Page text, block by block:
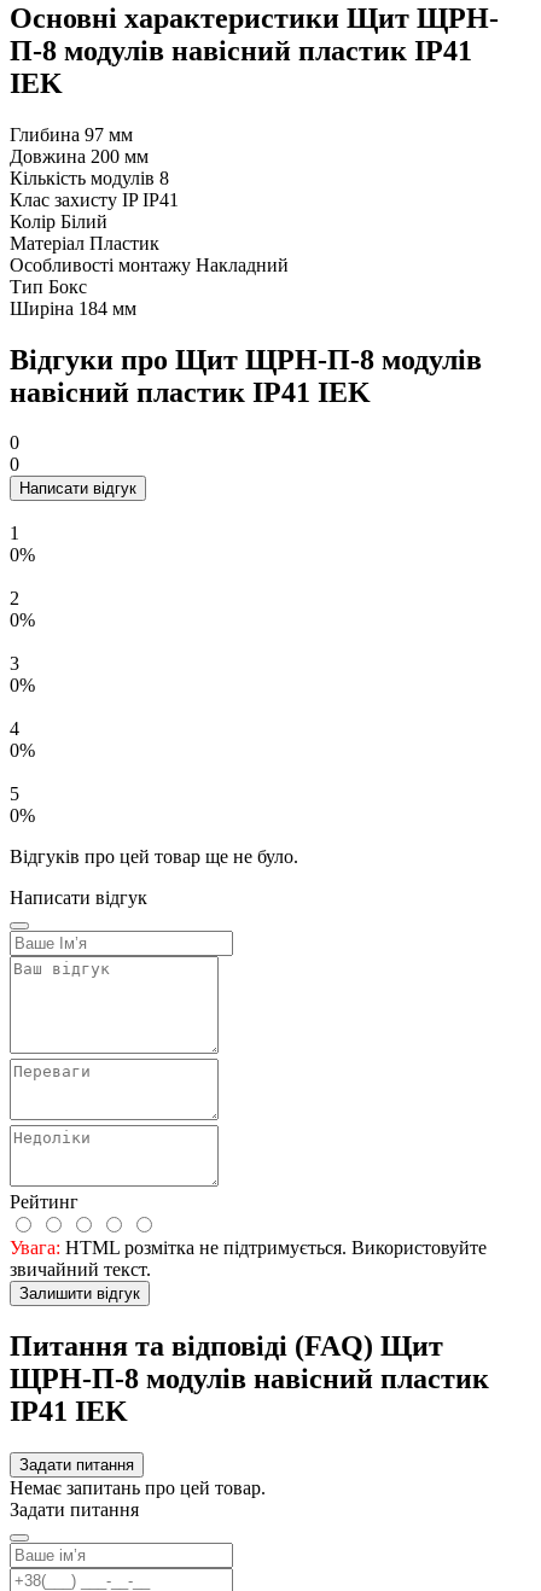
Основні характеристики Щит ЩРН-
П-8 модулів навісний пластик IP41
IEK
Глибина 97 мм
Довжина 200 мм
Кількість модулів 8
Клас захисту IP IP41
Колір Білий
Матеріал Пластик
Особливості монтажу Накладний
Тип Бокс
Ширіна 184 мм
Відгуки про Щит ЩРН-П-8 модулів
навісний пластик IP41 IEK
0
0
Написати відгук
1
0%
2
0%
3
0%
4
0%
5
0%
Відгуків про цей товар ще не було.
Написати відгук
Рейтинг
Увага: HTML розмітка не підтримується. Використовуйте
звичайний текст.
Залишити відгук
Питання та відповіді (FAQ) Щит
ЩРН-П-8 модулів навісний пластик
IP41 IEK
Задати питання
Немає запитань про цей товар.
Задати питання